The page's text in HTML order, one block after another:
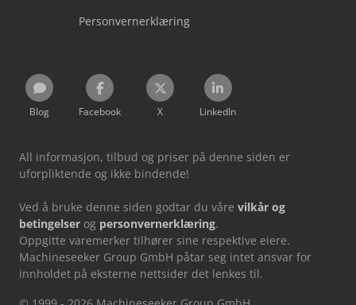
Personvernerklæring
Blog Facebook X LinkedIn
All informasjon, tilbud og priser på denne siden er
uforpliktende og ikke bindende!
Ved å bruke denne siden godtar du våre vilkår og
betingelser og personvernerklæring.
Oppgitte varemerker tilhører sine respektive eiere.
Machineseeker Group GmbH påtar seg intet ansvar for
innholdet på eksterne nettsider det lenkes til.